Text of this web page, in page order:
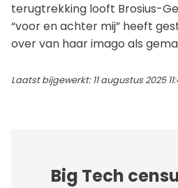
terugtrekking looft Brosius-
“voor en achter mij” heeft
over van haar imago als
Laatst bijgewerkt: 11 augustus 2025
Big Tech